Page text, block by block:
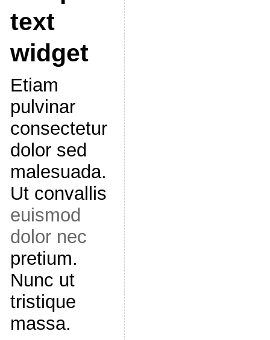
text
widget
Etiam
pulvinar
consectetur
dolor sed
malesuada.
Ut convallis
euismod
dolor nec
pretium.
Nunc ut
tristique
massa.